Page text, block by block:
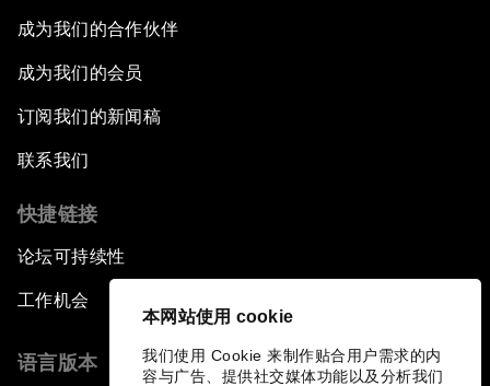
本网站使用 cookie
我们使用 Cookie 来制作贴合用户需求的内
容与广告、提供社交媒体功能以及分析我们
成为我们的合作伙伴
成为我们的会员
订阅我们的新闻稿
联系我们
快捷链接
论坛可持续性
工作机会
语言版本